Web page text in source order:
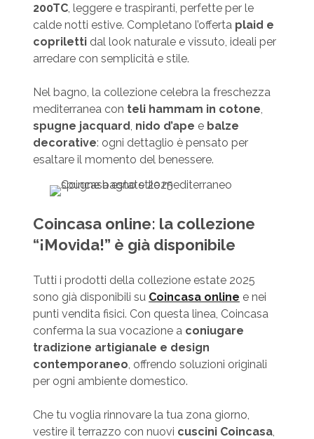
200TC, leggere e traspiranti, perfette per le
calde notti estive. Completano l’offerta plaid e
coprilettidal look naturale e vissuto, ideali per
arredare con semplicità e stile.
Nel bagno, la collezione celebra la freschezza
mediterranea con teli hammam in cotone,
spugne jacquard, nido d’ape e balze
decorative: ogni dettaglio è pensato per
esaltare il momento del benessere.
Coincasa online: la collezione
“¡Movida!” è già disponibile
Tutti i prodotti della collezione estate 2025
sono già disponibili su Coincasa online e nei
punti vendita fisici. Con questa linea, Coincasa
conferma la sua vocazione a coniugare
tradizione artigianale e design
contemporaneo, offrendo soluzioni originali
per ogni ambiente domestico.
Che tu voglia rinnovare la tua zona giorno,
vestire il terrazzo con nuovi cuscini Coincasa,